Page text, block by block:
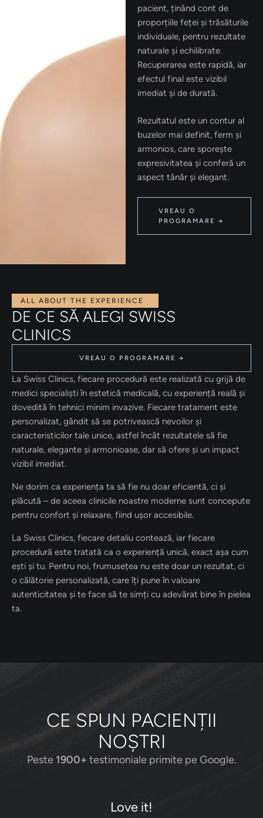
pacient, ținând cont de
proporțiile feței și trăsăturile
individuale, pentru rezultate
naturale și echilibrate.
Recuperarea este rapidă, iar
efectul final este vizibil
imediat și de durată.
Rezultatul este un contur al
buzelor mai definit, ferm și
armonios, care sporește
expresivitatea și conferă un
aspect tânăr și elegant.
VREAU O
PROGRAMARE →
ALL ABOUT THE EXPERIENCE
DE CE SĂ ALEGI SWISS
CLINICS
VREAU O PROGRAMARE →
La Swiss Clinics, fiecare procedură este realizată cu grijă de
medici specialiști în estetică medicală, cu experiență reală și
dovedită în tehnici minim invazive. Fiecare tratament este
personalizat, gândit să se potrivească nevoilor și
caracteristicilor tale unice, astfel încât rezultatele să fie
naturale, elegante și armonioase, dar să ofere și un impact
vizibil imediat.
Ne dorim ca experiența ta să fie nu doar eficientă, ci și
plăcută – de aceea clinicile noastre moderne sunt concepute
pentru confort și relaxare, fiind ușor accesibile.
La Swiss Clinics, fiecare detaliu contează, iar fiecare
procedură este tratată ca o experiență unică, exact așa cum
ești și tu. Pentru noi, frumusețea nu este doar un rezultat, ci
o călătorie personalizată, care îți pune în valoare
autenticitatea și te face să te simți cu adevărat bine în pielea
ta.
CE SPUN PACIENȚII
NOȘTRI
Peste 1900+ testimoniale primite pe Google.
Love it!